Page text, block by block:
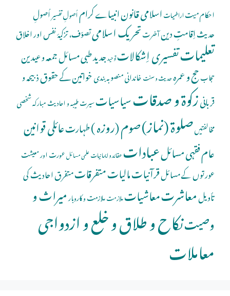
احکام میتاراضیاتاسلامی قانونانبیاے کراماُصولِ تفسیراُصولِ
حدیثاِقامتِ دینآخرتتحریک اسلامیتصوّف، تزکیۂ نفس اور اخلاق
تعلیماتتفسیری اِشکالاتتوحیدجدید طبی مسائلجمعہ و عیدین
حجابحج و عمرہحدیث و سنتخاندانی منصوبہ بندیخواتین کے حقوقذبیحہ و
قربانیزکوۃ و صدقاتسیاسیاتسیرت طیبہ و احادیث مبارکہشخصی
مخالفتیںصلوة (نماز)صوم (روزہ )طہارتعائلی قوانین
عام فقہی مسائلعباداتعقائد و ایمانیاتعلمی مسائلعورت اور معیشت
عورتوں کے مسائلقرآنیاتمالیاتمتفرقاتمتفرق احادیث کی
تأویلمعاشرتمعاشیاتملازمتملازمت و کاروبارمیراث و
وصیتنکاح و طلاق و خلع و ازدواجی
معاملات